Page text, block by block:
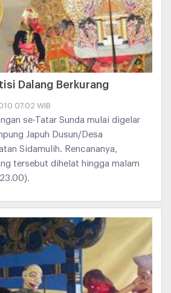
Dalang Berkurang
07:02 WIB
se-Tatar Sunda mulai digelar
Japuh Dusun/Desa
Sidamulih. Rencananya,
tersebut dihelat hingga malam